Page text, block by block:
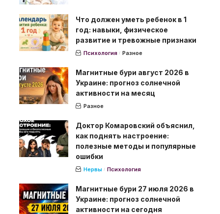
Что должен уметь ребенок в 1
год: навыки, физическое
развитие и тревожные признаки
Психология Разное
Магнитные бури август 2026 в
Украине: прогноз солнечной
активности на месяц
Разное
Доктор Комаровский объяснил,
как поднять настроение:
полезные методы и популярные
ошибки
Нервы Психология
Магнитные бури 27 июля 2026 в
Украине: прогноз солнечной
активности на сегодня